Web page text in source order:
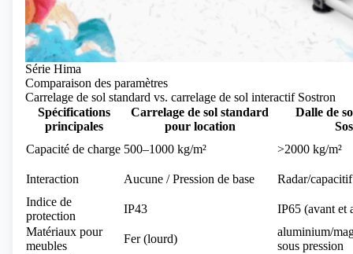
Série Hima
Comparaison des paramètres
Carrelage de sol standard vs. carrelage de sol interactif Sostron
Spécifications
principales
Carrelage de sol standard
pour location
Dalle de
Capacité de charge 500–1000 kg/m² >2000 kg/m²
Interaction Aucune / Pression de base
Radar/
Indice de
protection
IP43
IP65 (avant et
Matériaux pour
meubles
Fer (lourd)
aluminium/
sous pression